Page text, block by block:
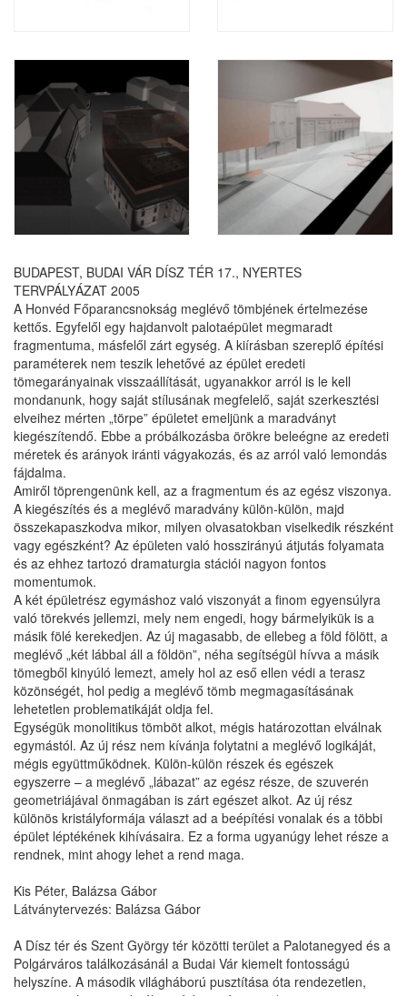
BUDAPEST, BUDAI VÁR DÍSZ TÉR 17., NYERTES
TERVPÁLYÁZAT 2005
A Honvéd Főparancsnokság meglévő tömbjének értelmezése
kettős. Egyfelől egy hajdanvolt palotaépület megmaradt
fragmentuma, másfelől zárt egység. A kiírásban szereplő építési
paraméterek nem teszik lehetővé az épület eredeti
tömegarányainak visszaállítását, ugyanakkor arról is le kell
mondanunk, hogy saját stílusának megfelelő, saját szerkesztési
elveihez mérten „törpe” épületet emeljünk a maradványt
kiegészítendő. Ebbe a próbálkozásba örökre beleégne az eredeti
méretek és arányok iránti vágyakozás, és az arról való lemondás
fájdalma.
Amiről töprengenünk kell, az a fragmentum és az egész viszonya.
A kiegészítés és a meglévő maradvány külön-külön, majd
összekapaszkodva mikor, milyen olvasatokban viselkedik részként
vagy egészként? Az épületen való hosszirányú átjutás folyamata
és az ehhez tartozó dramaturgia stációi nagyon fontos
momentumok.
A két épületrész egymáshoz való viszonyát a finom egyensúlyra
való törekvés jellemzi, mely nem engedi, hogy bármelyikük is a
másik fölé kerekedjen. Az új magasabb, de ellebeg a föld fölött, a
meglévő „két lábbal áll a földön”, néha segítségül hívva a másik
tömegből kinyúló lemezt, amely hol az eső ellen védi a terasz
közönségét, hol pedig a meglévő tömb megmagasításának
lehetetlen problematikáját oldja fel.
Egységük monolitikus tömböt alkot, mégis határozottan elválnak
egymástól. Az új rész nem kívánja folytatni a meglévő logikáját,
mégis együttműködnek. Külön-külön részek és egészek
egyszerre – a meglévő „lábazat” az egész része, de szuverén
geometriájával önmagában is zárt egészet alkot. Az új rész
különös kristályformája választ ad a beépítési vonalak és a többi
épület léptékének kihívásaira. Ez a forma ugyanúgy lehet része a
rendnek, mint ahogy lehet a rend maga.
Kis Péter, Balázsa Gábor
Látványtervezés: Balázsa Gábor
A Dísz tér és Szent György tér közötti terület a Palotanegyed és a
Polgárváros találkozásánál a Budai Vár kiemelt fontosságú
helyszíne. A második világháború pusztítása óta rendezetlen,